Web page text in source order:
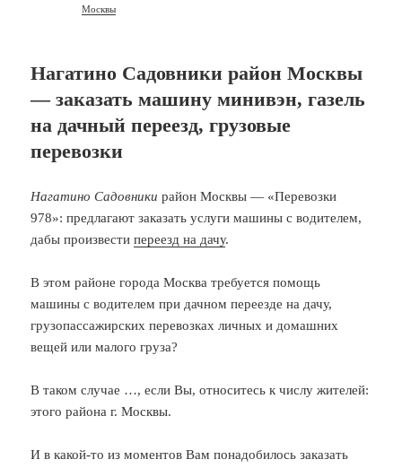
Москвы
Нагатино Садовники район Москвы
— заказать машину минивэн, газель
на дачный переезд, грузовые
перевозки
Нагатино Садовники район Москвы — «Перевозки
978»: предлагают заказать услуги машины с водителем,
дабы произвестипереезд на дачу.
В этом районе города Москва требуется помощь
машины с водителем при дачном переезде на дачу,
грузопассажирских перевозках личных и домашних
вещей или малого груза?
В таком случае …, если Вы, относитесь к числу жителей:
этого района г. Москвы.
И в какой-то из моментов Вам понадобилось заказать